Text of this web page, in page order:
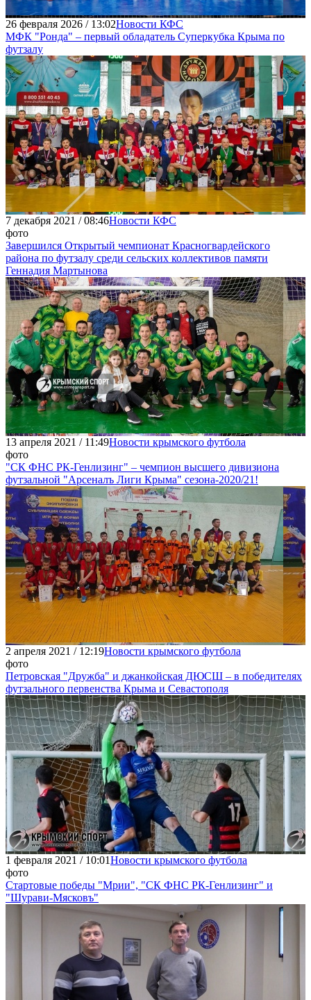
26 февраля 2026 / 13:02Новости КФС
МФК "Ронда" – первый обладатель Суперкубка Крыма по
футзалу
7 декабря 2021 / 08:46Новости КФС
фото
Завершился Открытый чемпионат Красногвардейского
района по футзалу среди сельских коллективов памяти
Геннадия Мартынова
13 апреля 2021 / 11:49Новости крымского футбола
фото
"СК ФНС РК-Генлизинг" – чемпион высшего дивизиона
футзальной "Арсеналъ Лиги Крыма" сезона-2020/21!
2 апреля 2021 / 12:19Новости крымского футбола
фото
Петровская "Дружба" и джанкойская ДЮСШ – в победителях
футзального первенства Крыма и Севастополя
1 февраля 2021 / 10:01Новости крымского футбола
фото
Стартовые победы "Мрии", "СК ФНС РК-Генлизинг" и
"Шурави-Мясковъ"